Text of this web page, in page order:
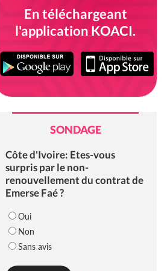
En téléchargeant
l'application KOACI.
SONDAGE
Côte d'Ivoire: Etes-vous
surpris par le non-
renouvellement du contrat de
Emerse Faé ?
Oui
Non
Sans avis